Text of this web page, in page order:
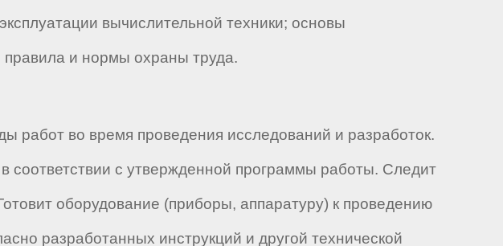
вычислительной техники; основы
правила и нормы охраны труда.
работ во время проведения исследований и разработок.
соответствии с утвержденной программы работы. Следит
оборудование (приборы, аппаратуру) к проведению
разработанных инструкций и другой технической